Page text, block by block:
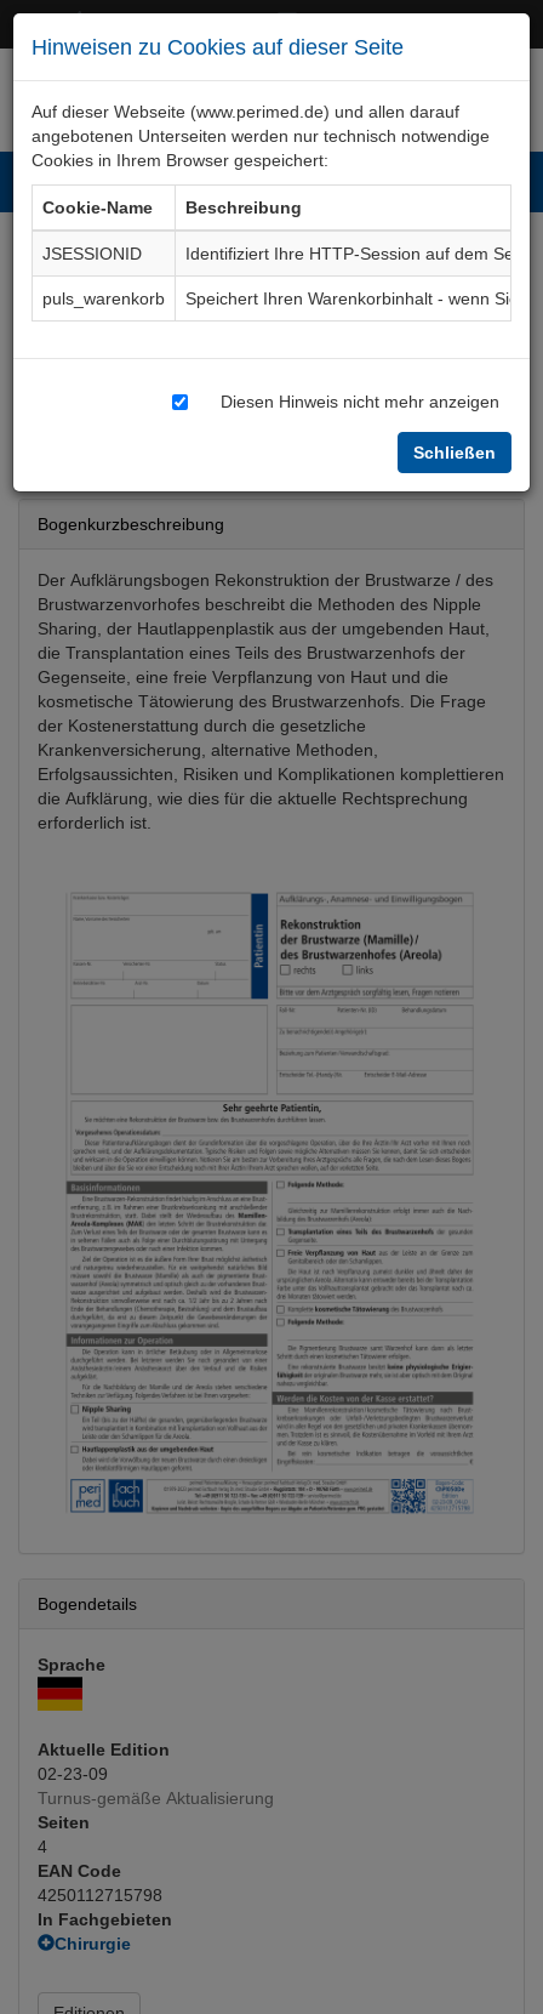
Hinweisen zu Cookies auf dieser Seite
Auf dieser Webseite (www.perimed.de) und allen darauf
angebotenen Unterseiten werden nur technisch notwendige
Cookies in Ihrem Browser gespeichert:
Cookie-Name
Beschreibung
JSESSIONID
Identifiziert Ihre HTTP-Session auf dem Server
puls_warenkorb
Speichert Ihren Warenkorbinhalt - wenn Sie
Diesen Hinweis nicht mehr anzeigen
Schließen
Rekonstruktion der
Brustwarze / des
Brustwarzenhofes
Bogenkurzbeschreibung
Der Aufklärungsbogen Rekonstruktion der Brustwarze / des
Brustwarzenvorhofes beschreibt die Methoden des Nipple
Sharing, der Hautlappenplastik aus der umgebenden Haut,
die Transplantation eines Teils des Brustwarzenhofs der
Gegenseite, eine freie Verpflanzung von Haut und die
kosmetische Tätowierung des Brustwarzenhofs. Die Frage
der Kostenerstattung durch die gesetzliche
Krankenversicherung, alternative Methoden,
Erfolgsaussichten, Risiken und Komplikationen komplettieren
die Aufklärung, wie dies für die aktuelle Rechtsprechung
erforderlich ist.
Bogendetails
Sprache
Aktuelle Edition
02-23-09
Turnus-gemäße Aktualisierung
Seiten
4
EAN Code
4250112715798
In Fachgebieten
Chirurgie
Frauenheilkunde